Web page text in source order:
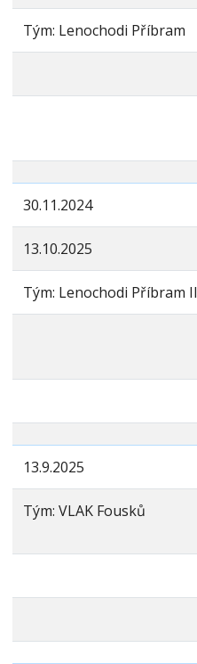
Tým: Lenochodi Příbram
30.11.2024
13.10.2025
Tým: Lenochodi Příbram II
13.9.2025
Tým: VLAK Fousků